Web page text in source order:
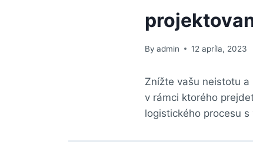
By admin 12 apríla, 2023
Znížte vašu neistotu
v rámci ktorého
logistického procesu